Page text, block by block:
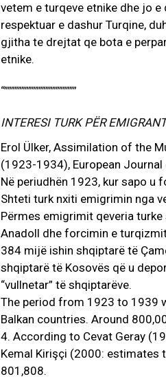
vetem e turqeve etnike dhe jo
respektuar e dashur Turqine,
gjitha te drejtat qe bota e
etnike.
“”””””””””””””””””””””
INTERESI TURK PËR
Erol Ülker, Assimilation of the
(1923-1934), European
Në periudhën 1923, kur sapo u
Shteti turk nxiti emigrimin nga
Përmes emigrimit qeveria
Anadoll dhe forcimin e
384 mijë ishin shqiptarë të
shqiptarë të Kosovës që u
“vullnetar” të shqiptarëve.
The period from 1923 to 1939
Balkan countries. Around
4. According to Cevat Geray
Kemal Kirişçi (2000: estimates
801,808.